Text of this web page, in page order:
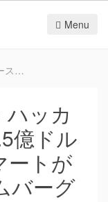
Menu
ルームバーグ
ッカ
億ドル
ートが
バーグ